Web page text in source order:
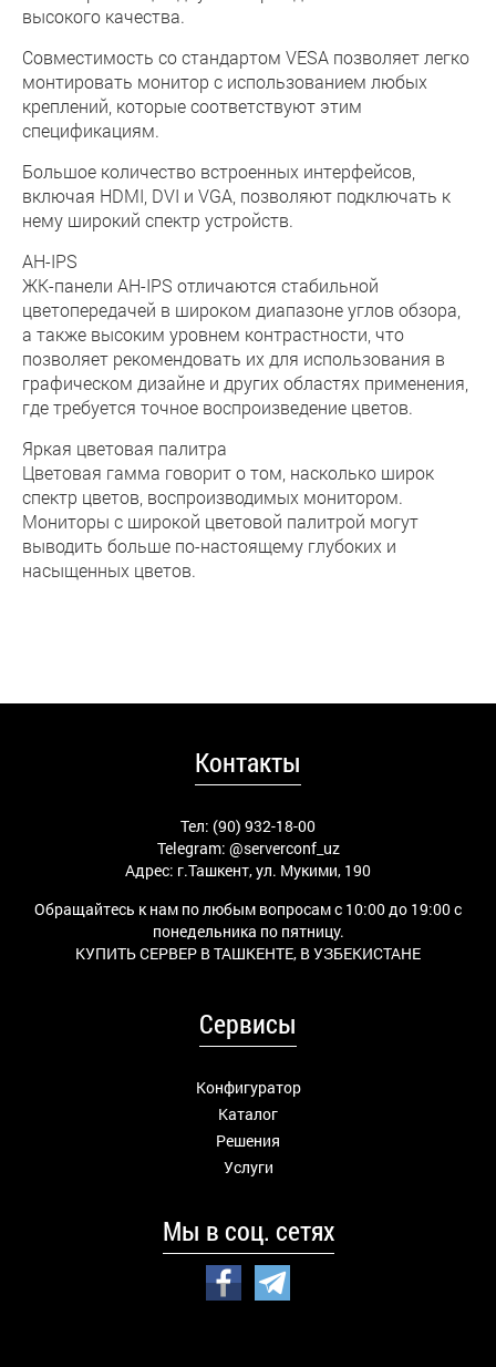
высокого качества.
Совместимость со стандартом VESA позволяет легко
монтировать монитор с использованием любых
креплений, которые соответствуют этим
спецификациям.
Большое количество встроенных интерфейсов,
включая HDMI, DVI и VGA, позволяют подключать к
нему широкий спектр устройств.
AH-IPS
ЖК-панели AH-IPS отличаются стабильной
цветопередачей в широком диапазоне углов обзора,
а также высоким уровнем контрастности, что
позволяет рекомендовать их для использования в
графическом дизайне и других областях применения,
где требуется точное воспроизведение цветов.
Яркая цветовая палитра
Цветовая гамма говорит о том, насколько широк
спектр цветов, воспроизводимых монитором.
Мониторы с широкой цветовой палитрой могут
выводить больше по-настоящему глубоких и
насыщенных цветов.
Контакты
Тел: (90) 932-18-00
Telegram: @serverconf_uz
Адрес: г.Ташкент, ул. Мукими, 190
Обращайтесь к нам по любым вопросам с 10:00 до 19:00 с
понедельника по пятницу.
КУПИТЬ СЕРВЕР В ТАШКЕНТЕ, В УЗБЕКИСТАНЕ
Сервисы
Конфигуратор
Каталог
Решения
Услуги
Мы в соц. сетях